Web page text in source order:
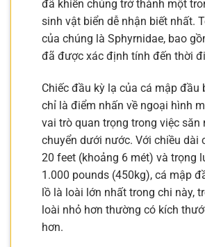
đã khiến chúng trở thành một
sinh vật biển dễ nhận biết nhất.
của chúng là Sphyrnidae, bao
đã được xác định tính đến thời
Chiếc đầu kỳ lạ của cá mập đầu
chỉ là điểm nhấn về ngoại hình
vai trò quan trọng trong việc săn
chuyển dưới nước. Với chiều dài
20 feet (khoảng 6 mét) và trọng
1.000 pounds (450kg), cá mập
lồ là loài lớn nhất trong chi này,
loài nhỏ hơn thường có kích
hơn.